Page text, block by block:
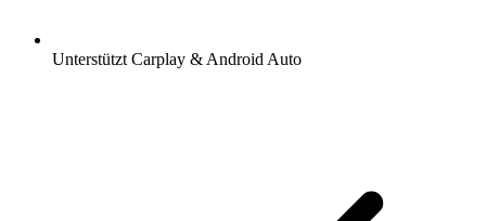
Unterstützt Carplay & Android Auto